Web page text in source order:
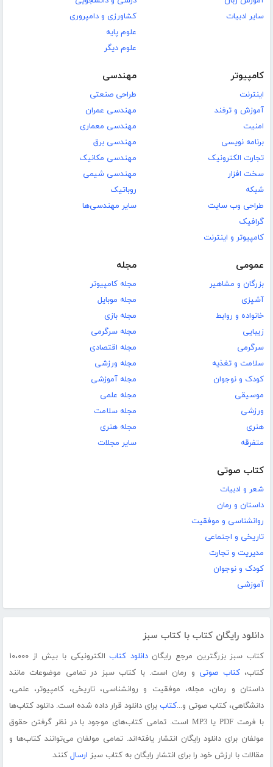
سایر ادبیات
کشاورزی و دامپروری
علوم پایه
علوم دیگر
کامپیوتر
اینترنت
آموزش و ترفند
امنیت
برنامه نویسی
تجارت الکترونیک
سخت افزار
شبکه
طراحی وب سایت
گرافیک
کامپیوتر و اینترنت
مهندسی
طراحی صنعتی
مهندسی عمران
مهندسی معماری
مهندسی برق
مهندسی مکانیک
مهندسی شیمی
روباتیک
سایر مهندسی‌ها
عمومی
بزرگان و مشاهیر
آشپزی
خانواده و روابط
زیبایی
سرگرمی
سلامت و تغذیه
کودک و نوجوان
موسیقی
ورزشی
هنری
متفرقه
مجله
مجله کامپیوتر
مجله موبایل
مجله بازی
مجله سرگرمی
مجله اقتصادی
مجله ورزشی
مجله آموزشی
مجله علمی
مجله سلامت
مجله هنری
سایر مجلات
کتاب صوتی
شعر و ادبیات
داستان و رمان
روانشناسی و موفقیت
تاریخی و اجتماعی
مدیریت و تجارت
کودک و نوجوان
آموزشی
دانلود رایگان کتاب با کتاب سبز
کتاب سبز بزرگترین مرجع رایگاندانلود کتاب
الکترونیکی با بیش از ۱۰،۰۰۰
کتاب،کتاب صوتی و رمان است. با کتاب سبز در تمامی موضوعات مانند
داستان و رمان، مجله، موفقیت و روانشناسی، تاریخی، کامپیوتر، علمی،
دانشگاهی، کتاب صوتی و...کتاب برای دانلود قرار داده شده است. دانلود کتاب‌ها
با فرمت PDF یا MP3 است. تمامی کتاب‌های موجود با در نظر گرفتن حقوق
مولفان برای دانلود رایگان انتشار یافته‌اند. تمامی مولفان می‌توانند کتاب‌ها و
مقالات با ارزش خود را برای انتشار رایگان به کتاب سبز ارسال کنند.